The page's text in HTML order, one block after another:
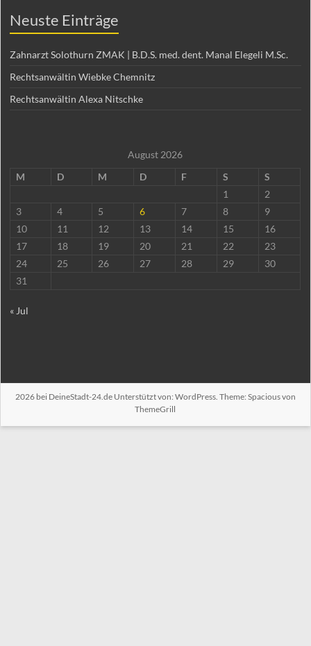
Neuste Einträge
Zahnarzt Solothurn ZMAK | B.D.S. med. dent. Manal Elegeli M.Sc.
Rechtsanwältin Wiebke Chemnitz
Rechtsanwältin Alexa Nitschke
August 2026
M
D M D F S
S
1
2
3
4 5 6 7 8
9
10
11 12 13 14 15
16
17
18 19 20 21 22
23
24
25 26 27 28 29
30
31
« Jul
2026 bei DeineStadt-24.deUnterstützt von: WordPress. Theme: Spacious von
ThemeGrill